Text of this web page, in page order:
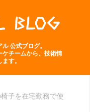
公式ブログ。
ケチームから、技術情
す。
子を在宅勤務で使